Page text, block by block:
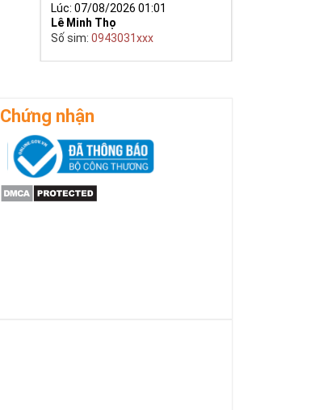
Lúc: 07/08/2026 01:01
Lê Minh Thọ
Số sim:0943031xxx
Chứng nhận